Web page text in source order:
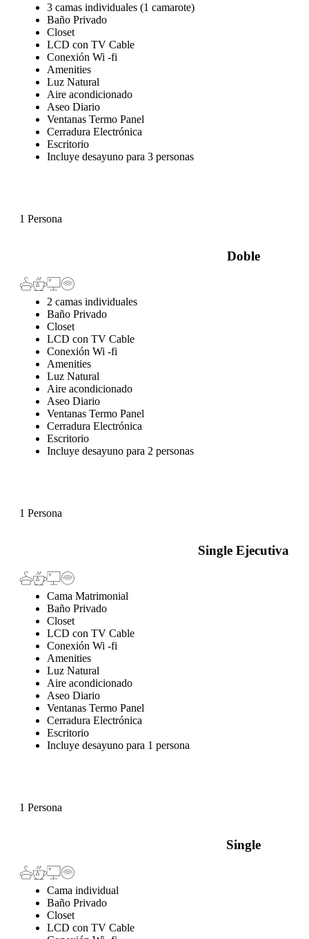
3 camas individuales (1 camarote)
Baño Privado
Closet
LCD con TV Cable
Conexión Wi -fi
Amenities
Luz Natural
Aire acondicionado
Aseo Diario
Ventanas Termo Panel
Cerradura Electrónica
Escritorio
Incluye desayuno para 3 personas
1 Persona
Doble
2 camas individuales
Baño Privado
Closet
LCD con TV Cable
Conexión Wi -fi
Amenities
Luz Natural
Aire acondicionado
Aseo Diario
Ventanas Termo Panel
Cerradura Electrónica
Escritorio
Incluye desayuno para 2 personas
1 Persona
Single Ejecutiva
Cama Matrimonial
Baño Privado
Closet
LCD con TV Cable
Conexión Wi -fi
Amenities
Luz Natural
Aire acondicionado
Aseo Diario
Ventanas Termo Panel
Cerradura Electrónica
Escritorio
Incluye desayuno para 1 persona
1 Persona
Single
Cama individual
Baño Privado
Closet
LCD con TV Cable